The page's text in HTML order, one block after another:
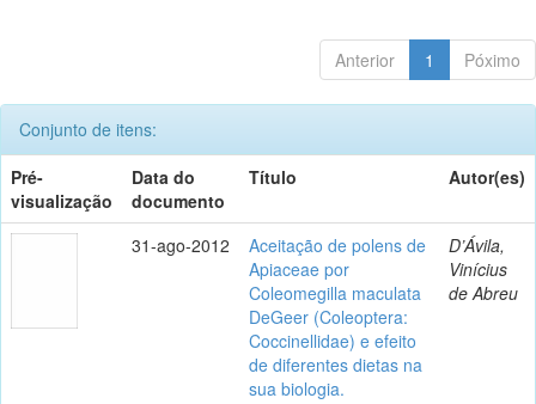
Anterior 1 Póximo
Conjunto de itens:
Pré-
visualização
Data do
documento
Título Autor(es)
31-ago-2012
Aceitação de polens de
Apiaceae por
Coleomegilla maculata
DeGeer (Coleoptera:
Coccinellidae) e efeito
de diferentes dietas na
sua biologia.
D’Ávila,
Vinícius
de Abreu